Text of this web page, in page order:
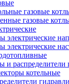
газовые
газовые
электрические
электрические
и распределители
котельные